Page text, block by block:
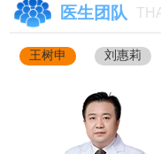
医生团队
王树申 刘惠莉